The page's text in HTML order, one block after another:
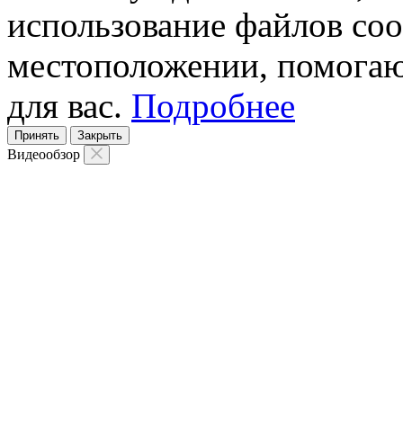
использование файлов
местоположении,
для вас. Подробнее
Принять Закрыть
Видеообзор